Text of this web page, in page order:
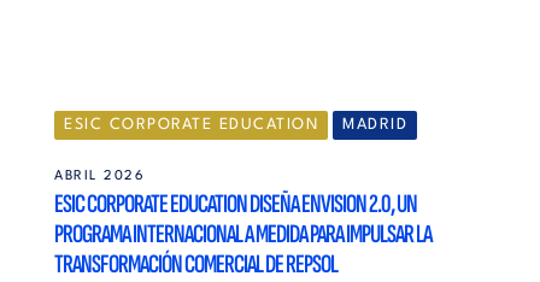
ESIC CORPORATE EDUCATION MADRID
ABRIL 2026
ESIC CORPORATE EDUCATION DISEÑA ENVISION 2.0, UN
PROGRAMA INTERNACIONAL A MEDIDA PARA IMPULSAR LA
TRANSFORMACIÓN COMERCIAL DE REPSOL